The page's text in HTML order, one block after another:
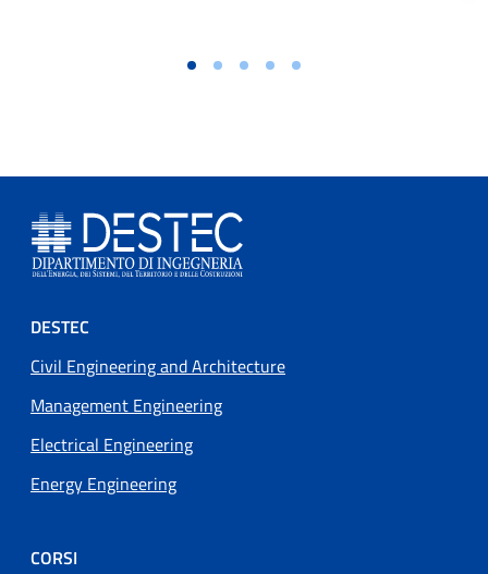
Footer menu
DESTEC
Civil Engineering and Architecture
Management Engineering
Electrical Engineering
Energy Engineering
CORSI